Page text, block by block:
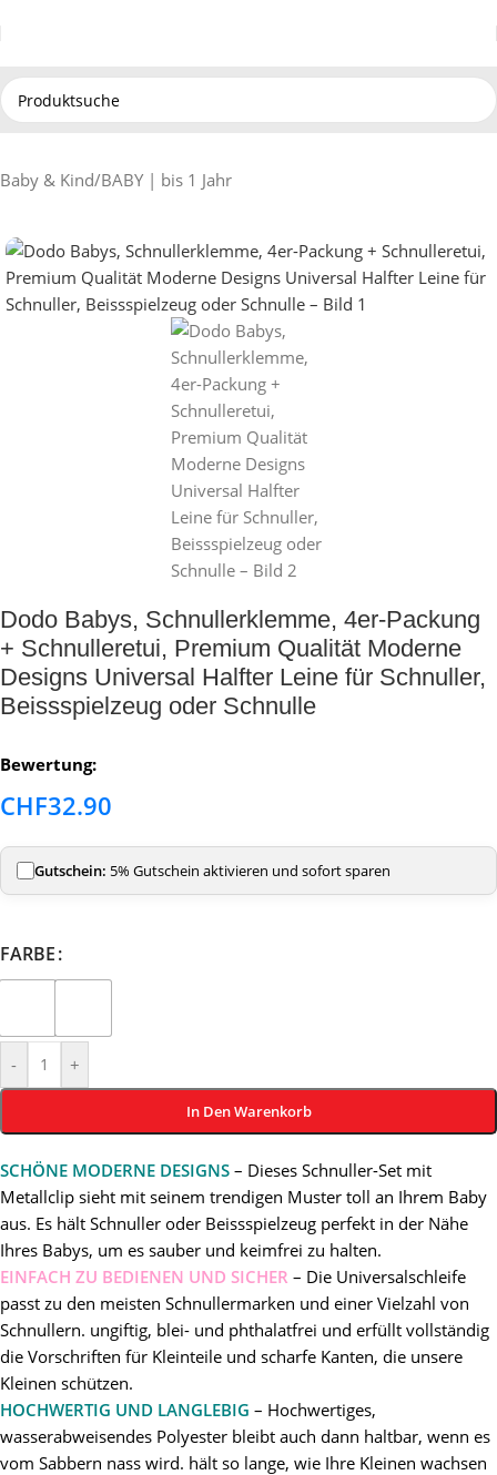
Baby & Kind/BABY | bis 1 Jahr
Dodo Babys, Schnullerklemme, 4er-Packung
+ Schnulleretui, Premium Qualität Moderne
Designs Universal Halfter Leine für Schnuller,
Beissspielzeug oder Schnulle
Bewertung:
CHF32.90
Gutschein: 5% Gutschein aktivieren und sofort sparen
FARBE
- +
In Den Warenkorb
SCHÖNE MODERNE DESIGNS – Dieses Schnuller-Set mit
Metallclip sieht mit seinem trendigen Muster toll an Ihrem Baby
aus. Es hält Schnuller oder Beissspielzeug perfekt in der Nähe
Ihres Babys, um es sauber und keimfrei zu halten.
EINFACH ZU BEDIENEN UND SICHER – Die Universalschleife
passt zu den meisten Schnullermarken und einer Vielzahl von
Schnullern. ungiftig, blei- und phthalatfrei und erfüllt vollständig
die Vorschriften für Kleinteile und scharfe Kanten, die unsere
Kleinen schützen.
HOCHWERTIG UND LANGLEBIG – Hochwertiges,
wasserabweisendes Polyester bleibt auch dann haltbar, wenn es
vom Sabbern nass wird. hält so lange, wie Ihre Kleinen wachsen